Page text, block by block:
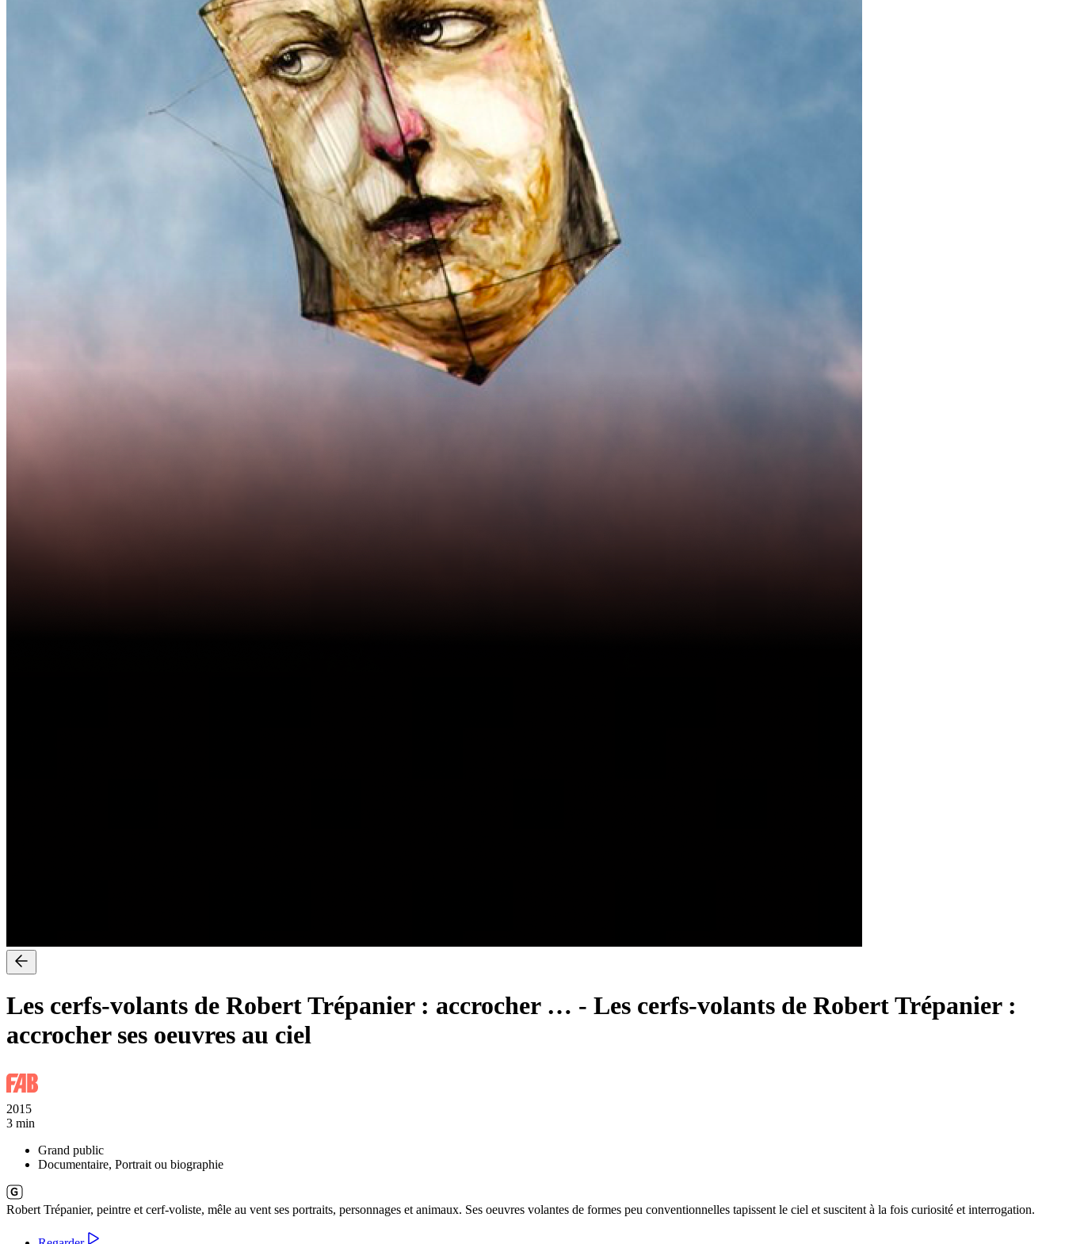
Les cerfs-volants de Robert Trépanier : accrocher … - Les cerfs-volants de Robert Trépanier :
accrocher ses oeuvres au ciel
2015
3 min
Grand public
Documentaire, Portrait ou biographie
Robert Trépanier, peintre et cerf-voliste, mêle au vent ses portraits, personnages et animaux. Ses oeuvres volantes de formes peu conventionnelles tapissent le ciel et suscitent à la fois curiosité et interrogation.